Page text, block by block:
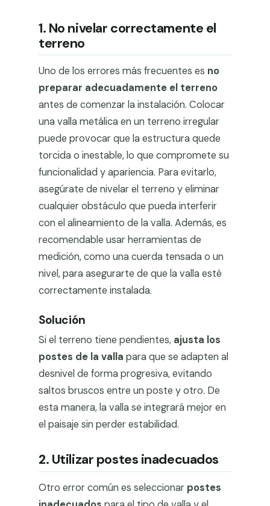
1. No nivelar correctamente el
terreno
Uno de los errores más frecuentes es no
preparar adecuadamente el terreno
antes de comenzar la instalación. Colocar
una valla metálica en un terreno irregular
puede provocar que la estructura quede
torcida o inestable, lo que compromete su
funcionalidad y apariencia. Para evitarlo,
asegúrate de nivelar el terreno y eliminar
cualquier obstáculo que pueda interferir
con el alineamiento de la valla. Además, es
recomendable usar herramientas de
medición, como una cuerda tensada o un
nivel, para asegurarte de que la valla esté
correctamente instalada.
Solución
Si el terreno tiene pendientes, ajusta los
postes de la valla para que se adapten al
desnivel de forma progresiva, evitando
saltos bruscos entre un poste y otro. De
esta manera, la valla se integrará mejor en
el paisaje sin perder estabilidad.
2. Utilizar postes inadecuados
Otro error común es seleccionar postes